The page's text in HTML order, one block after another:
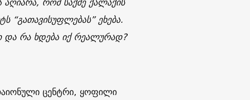
“გათავისუფლებას”ეხება.
და რა ხდება იქ რეალურად?
ცენტრი, ყოფილი